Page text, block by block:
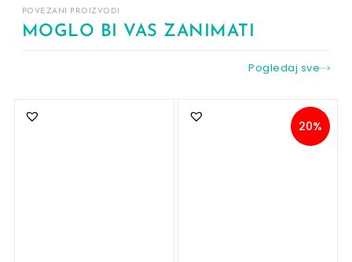
POVEZANI PROIZVODI
MOGLO BI VAS ZANIMATI
Pogledaj sve
20%